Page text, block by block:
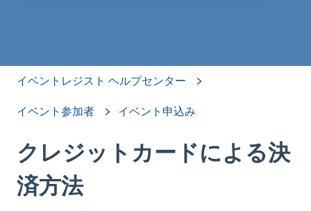
イベントレジスト ヘルプセンター
イベント参加者 イベント申込み
クレジットカードによる決
済方法